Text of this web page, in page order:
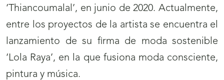
‘Thiancoumalal’, en junio de 2020. Actualmente,
entre los proyectos de la artista se encuentra el
lanzamiento de su firma de moda sostenible
‘Lola Raya’, en la que fusiona moda consciente,
pintura y música.